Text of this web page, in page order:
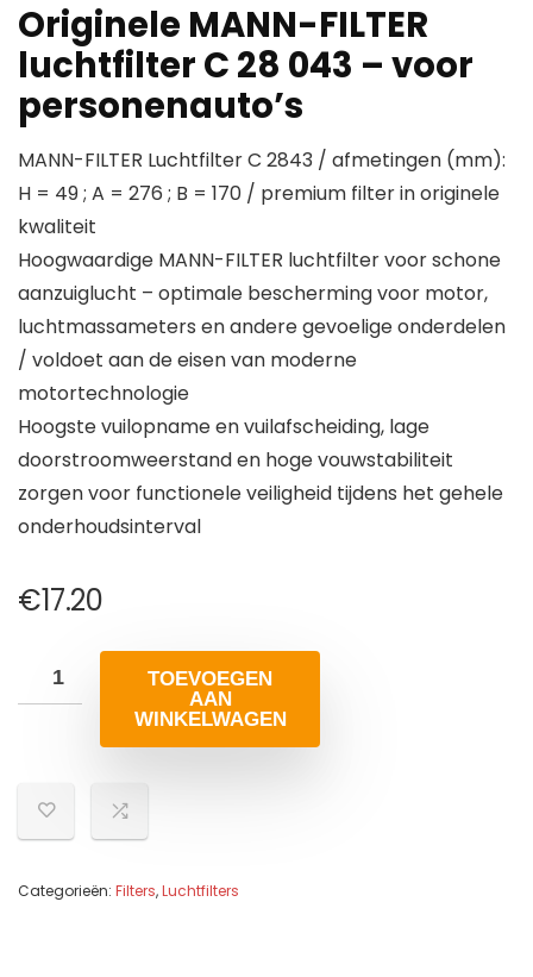
Originele MANN-FILTER
luchtfilter C 28 043 – voor
personenauto’s
MANN-FILTER Luchtfilter C 2843 / afmetingen (mm):
H = 49 ; A = 276 ; B = 170 / premium filter in originele
kwaliteit
Hoogwaardige MANN-FILTER luchtfilter voor schone
aanzuiglucht – optimale bescherming voor motor,
luchtmassameters en andere gevoelige onderdelen
/ voldoet aan de eisen van moderne
motortechnologie
Hoogste vuilopname en vuilafscheiding, lage
doorstroomweerstand en hoge vouwstabiliteit
zorgen voor functionele veiligheid tijdens het gehele
onderhoudsinterval
€17.20
TOEVOEGEN
AAN
WINKELWAGEN
Categorieën: Filters,Luchtfilters